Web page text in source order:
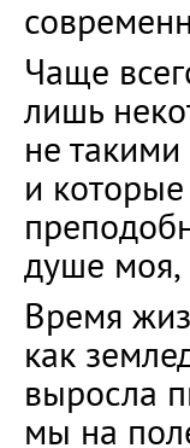
Чаще
лишь
не
и
душе моя,
Время
как
выросла
мы на